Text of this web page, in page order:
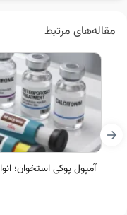
مقاله‌های مرتبط
آمپول پوکی استخوان؛